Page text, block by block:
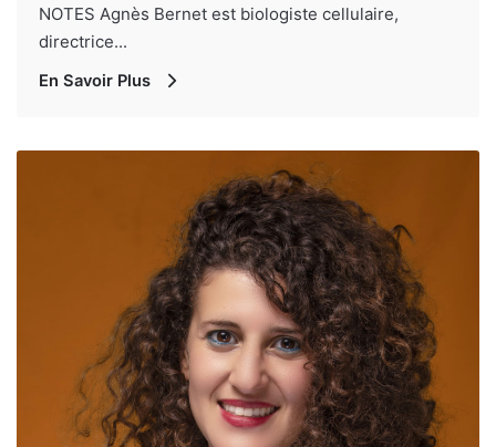
NOTES Agnès Bernet est biologiste cellulaire,
directrice...
En Savoir Plus